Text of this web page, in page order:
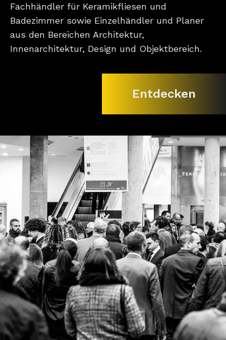
Fachhändler für Keramikfliesen und
Badezimmer sowie Einzelhändler und Planer
aus den Bereichen Architektur,
Innenarchitektur, Design und Objektbereich.
Entdecken